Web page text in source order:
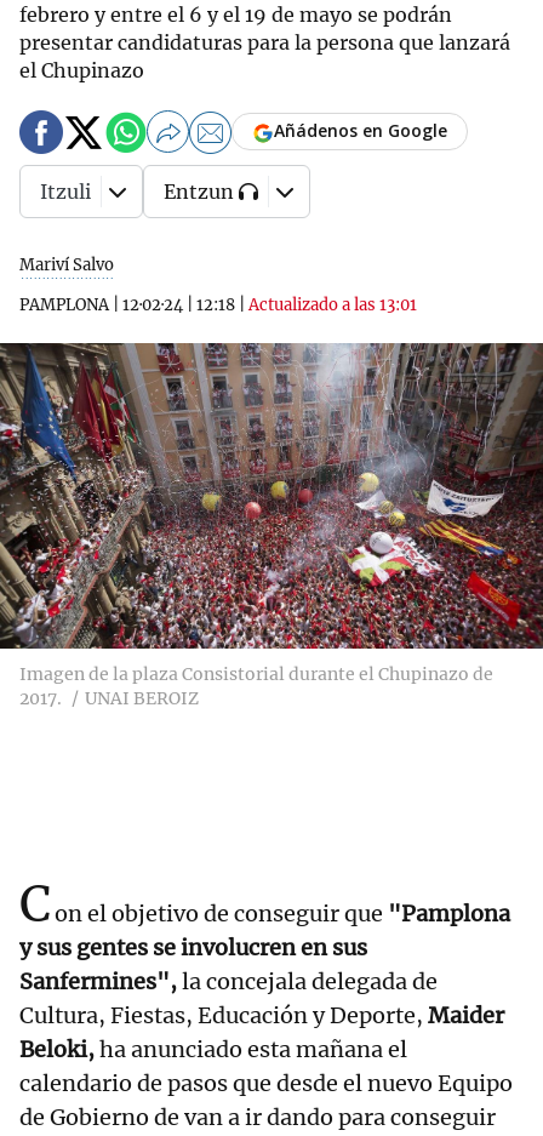
febrero y entre el 6 y el 19 de mayo se podrán
presentar candidaturas para la persona que lanzará
el Chupinazo
Mariví Salvo
PAMPLONA| 12·02·24 12:18 |Actualizado a las 13:01
Añádenos en Google
Itzuli Entzun
Imagen de la plaza Consistorial durante el Chupinazo de
2017.
UNAI BEROIZ
Con el objetivo de conseguir que "Pamplona
y sus gentes se involucren en sus
Sanfermines",la concejala delegada de
Cultura, Fiestas, Educación y Deporte, Maider
Beloki,ha anunciado esta mañana el
calendario de pasos que desde el nuevo Equipo
de Gobierno de van a ir dando para conseguir